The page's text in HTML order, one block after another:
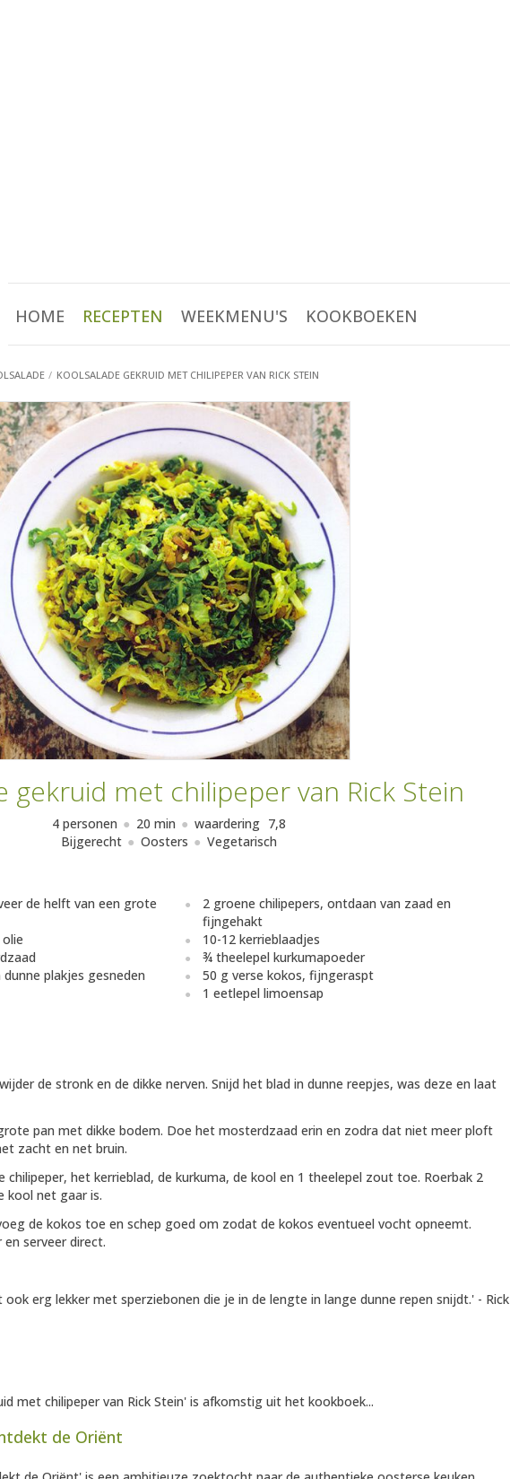
HOME RECEPTEN WEEKMENU'S KOOKBOEKEN
KOOLSALADE GEKRUID MET CHILIPEPER VAN RICK STEIN
gekruid met chilipeper van Rick Stein
4 personen 20 min waardering 7,8
Bijgerecht
Oosters Vegetarisch
de helft van een grote
plakjes gesneden
2 groene chilipepers, ontdaan van zaad en
fijngehakt
10-12 kerrieblaadjes
¾ theelepel kurkumapoeder
50 g verse kokos, fijngeraspt
1 eetlepel limoensap
de stronk en de dikke nerven. Snijd het blad in dunne reepjes, was deze en laat
pan met dikke bodem. Doe het mosterdzaad erin en zodra dat niet meer ploft
zacht en net bruin.
het kerrieblad, de kurkuma, de kool en 1 theelepel zout toe. Roerbak 2
kool net gaar is.
de kokos toe en schep goed om zodat de kokos eventueel vocht opneemt.
serveer direct.
erg lekker met sperziebonen die je in de lengte in lange dunne repen snijdt.' - Rick
met chilipeper van Rick Stein' is afkomstig uit het kookboek...
de Oriënt